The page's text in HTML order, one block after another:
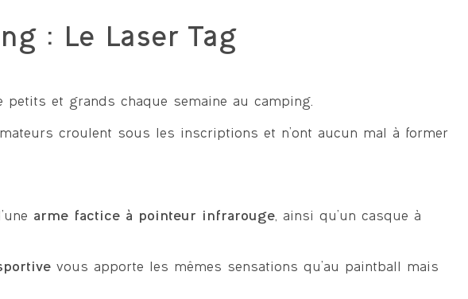
: Le Laser Tag
petits et grands chaque semaine au camping.
croulent sous les inscriptions et n’ont aucun mal à former
arme factice à pointeur infrarouge, ainsi qu’un casque à
vous apporte les mêmes sensations qu’au paintball mais